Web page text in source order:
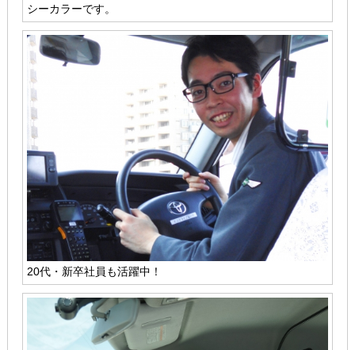
シーカラーです。
20代・新卒社員も活躍中！